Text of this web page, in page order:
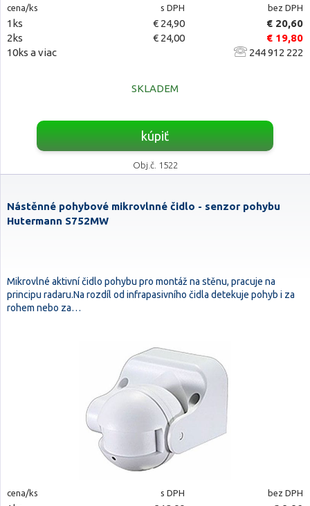
cena/ks s DPH bez DPH
1ks € 24,90
€ 20,60
2ks
€ 24,00
€ 19,80
10ks a viac
244 912 222
SKLADEM
kúpiť
Obj.č. 1522
Nástěnné pohybové mikrovlnné čidlo - senzor pohybu
Hutermann S752MW
Mikrovlné aktivní čidlo pohybu pro montáž na stěnu, pracuje na
principu radaru.Na rozdíl od infrapasivního čidla detekuje pohyb i za
rohem nebo za…
cena/ks s DPH bez DPH